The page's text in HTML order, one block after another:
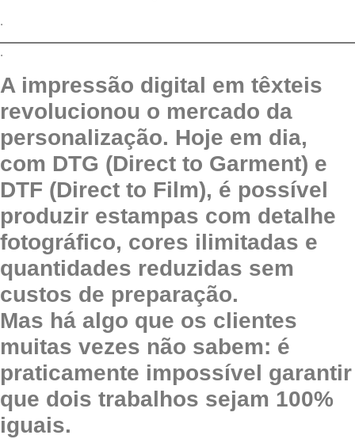
.
.
A impressão digital em têxteis
revolucionou o mercado da
personalização. Hoje em dia,
com DTG (Direct to Garment) e
DTF (Direct to Film), é possível
produzir estampas com detalhe
fotográfico, cores ilimitadas e
quantidades reduzidas sem
custos de preparação.
Mas há algo que os clientes
muitas vezes não sabem: é
praticamente impossível garantir
que dois trabalhos sejam 100%
iguais.